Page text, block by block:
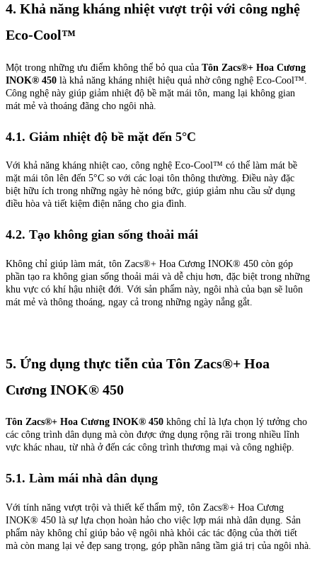
4. Khả năng kháng nhiệt vượt trội với công nghệ
Eco-Cool™
Một trong những ưu điểm không thể bỏ qua của Tôn Zacs®+ Hoa Cương
INOK® 450 là khả năng kháng nhiệt hiệu quả nhờ công nghệ Eco-Cool™.
Công nghệ này giúp giảm nhiệt độ bề mặt mái tôn, mang lại không gian
mát mẻ và thoáng đãng cho ngôi nhà.
4.1. Giảm nhiệt độ bề mặt đến 5°C
Với khả năng kháng nhiệt cao, công nghệ Eco-Cool™ có thể làm mát bề
mặt mái tôn lên đến 5°C so với các loại tôn thông thường. Điều này đặc
biệt hữu ích trong những ngày hè nóng bức, giúp giảm nhu cầu sử dụng
điều hòa và tiết kiệm điện năng cho gia đình.
4.2. Tạo không gian sống thoải mái
Không chỉ giúp làm mát, tôn Zacs®+ Hoa Cương INOK® 450 còn góp
phần tạo ra không gian sống thoải mái và dễ chịu hơn, đặc biệt trong những
khu vực có khí hậu nhiệt đới. Với sản phẩm này, ngôi nhà của bạn sẽ luôn
mát mẻ và thông thoáng, ngay cả trong những ngày nắng gắt.
5. Ứng dụng thực tiễn của Tôn Zacs®+ Hoa
Cương INOK® 450
Tôn Zacs®+ Hoa Cương INOK® 450 không chỉ là lựa chọn lý tưởng cho
các công trình dân dụng mà còn được ứng dụng rộng rãi trong nhiều lĩnh
vực khác nhau, từ nhà ở đến các công trình thương mại và công nghiệp.
5.1. Làm mái nhà dân dụng
Với tính năng vượt trội và thiết kế thẩm mỹ, tôn Zacs®+ Hoa Cương
INOK® 450 là sự lựa chọn hoàn hảo cho việc lợp mái nhà dân dụng. Sản
phẩm này không chỉ giúp bảo vệ ngôi nhà khỏi các tác động của thời tiết
mà còn mang lại vẻ đẹp sang trọng, góp phần nâng tầm giá trị của ngôi nhà.